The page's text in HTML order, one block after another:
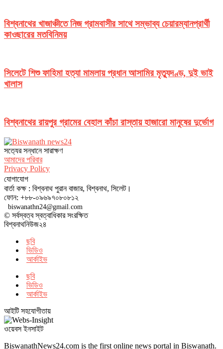
বিশ্বনাথের খাজাঞ্চীতে নিজ গ্রামবাসীর সাথে সম্ভাব্য চেয়ারম্যানপ্রার্থী
কাওছারের মতবিনিময়
সিলেটে শিশু ফাহিমা হত্যা মামলায় প্রধান আসামির মৃত্যুদণ্ড, দুই ভাই
খালাস
বিশ্বনাথের রায়পুর গ্রামের বেহাল কাঁচা রাস্তায় হাজারো মানুষের দুর্ভোগ
সত‌্যের সন্ধানে সারাক্ষণ
আমাদের পরিবার
Privacy Policy
যোগাযোগ
বার্তা কক্ষ : বিশ্বনাথ পুরান বাজার, বিশ্বনাথ, সিলেট।
ফোন: +৮৮-০৯৬৯৭০৮০৮১২
biswanathn24@gmail.com
© সর্বস্বত্ব স্বত্বাধিকার সংরক্ষিত
বিশ্বনাথনিউজ২৪
ছবি
ভিডিও
আর্কাইভ
ছবি
ভিডিও
আর্কাইভ
আইটি সহযোগীতায়
ওয়েবস ইনসাইট
BiswanathNews24.com is the first online news portal in Biswanath.